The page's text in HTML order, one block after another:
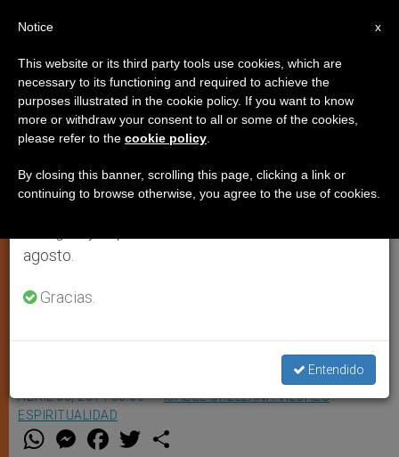
San Luigi Scrosoppi
«Su vida resume la respuesta
deficiencias sociales. Entre otraas
fundaciones, impulsó la Congregación
de Hermanas de la Divina Providencia.
hacer todo para todos»
ABRIL 03, 2014 00:00
ISABEL ORELLANA VILCHES
ESPIRITUALIDAD
W M
e
F
a w
×
Aviso importante
Del 27 de julio al 7 de agosto haremos la pausa
anual, aprovechando que en el periodo de verano
se generan menos informaciones y también el
agosto.
Gracias.
Entendido
x
Notice
This website or its third party tools use cookies, which are
necessary to its functioning and required to achieve the
purposes illustrated in the cookie policy. If you want to know
more or withdraw your consent to all or some of the cookies,
please refer to the cookie policy
By closing this banner, scrolling this page, clicking a link or
continuing to browse otherwise, you agree to the use of cookies.